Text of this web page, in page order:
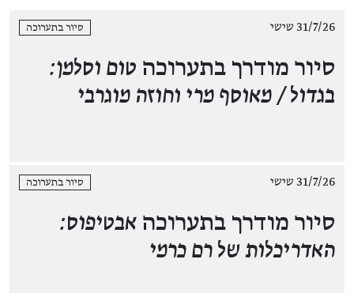
31/7/26 שישי סיור בתערוכה
סיור מודרך בתערוכה טום וסלמן:
בגדול / מאוסף מרי וחוזה מוגרבי
31/7/26 שישי סיור בתערוכה
סיור מודרך בתערוכה אבטיפוס:
האדריכלות של רם כרמי